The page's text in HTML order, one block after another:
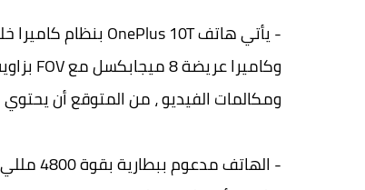
ومكالمات الفيديو ، من المتوقع أن يحتوي